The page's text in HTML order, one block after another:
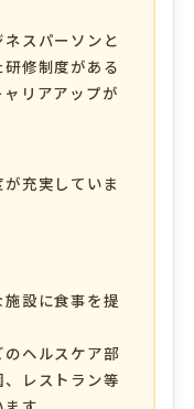
スパーソンと
修制度がある
リアアップが
充実していま
設に食事を提
ヘルスケア部
レストラン等